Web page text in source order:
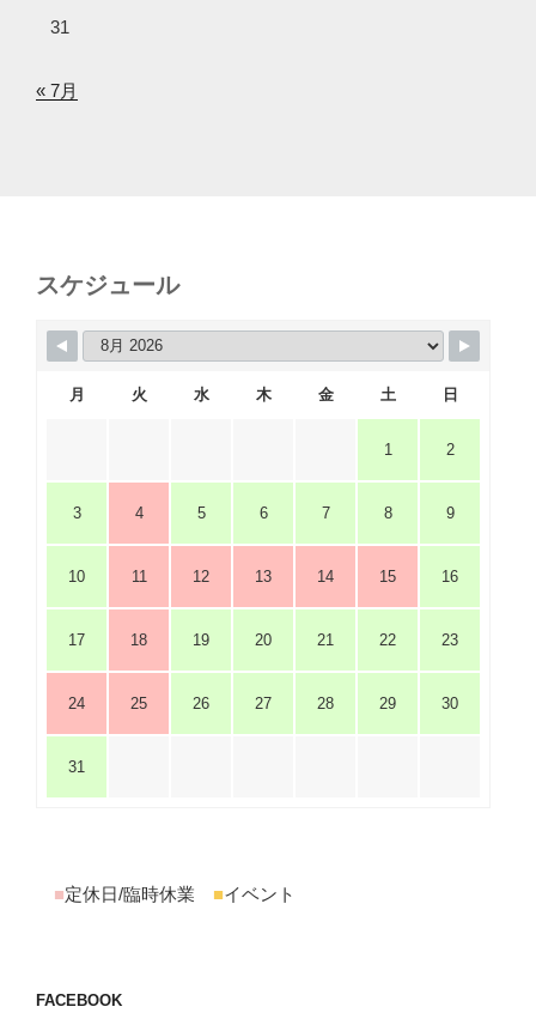
31
« 7月
スケジュール
月 火 水 木 金 土 日
1 2
3 4 5 6 7 8 9
10 11 12 13 14 15 16
17 18 19 20 21 22 23
24 25 26 27 28 29 30
31
■定休日/臨時休業 ■イベント
FACEBOOK